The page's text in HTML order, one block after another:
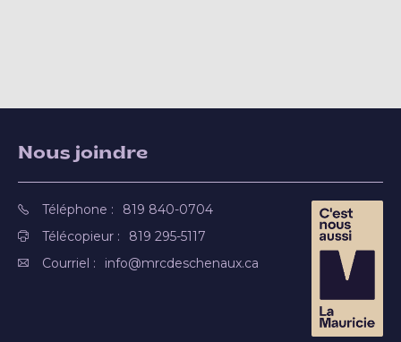
Nous joindre
Téléphone :
819 840-0704
Télécopieur :
819 295-5117
Courriel :
info@mrcdeschenaux.ca